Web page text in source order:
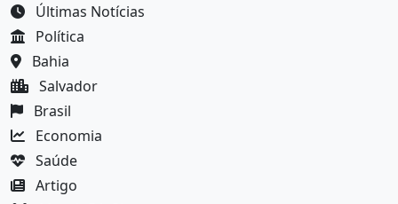
Últimas Notícias
Política
Bahia
Salvador
Brasil
Economia
Saúde
Artigo